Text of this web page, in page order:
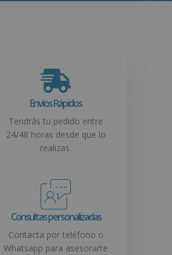
Envíos Rápidos
Tendrás tu pedido entre
24/48 horas desde que lo
realizas.
Consultas personalizadas
Contacta por teléfono o
Whatsapp para asesorarte